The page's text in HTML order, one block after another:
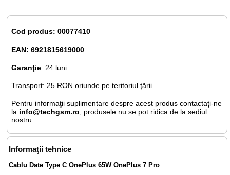
Cod produs: 00077410
EAN: 6921815619000
Garanţie: 24 luni
Transport: 25 RON oriunde pe teritoriul ţării
Pentru informaţii suplimentare despre acest produs contactaţi-ne
la info@techgsm.ro; produsele nu se pot ridica de la sediul
nostru.
Informaţii tehnice
Cablu Date Type C OnePlus 65W OnePlus 7 Pro